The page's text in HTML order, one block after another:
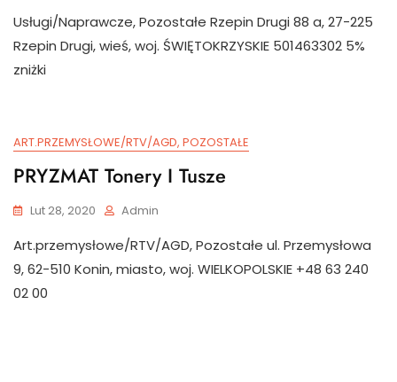
Usługi/Naprawcze, Pozostałe Rzepin Drugi 88 a, 27-225
Rzepin Drugi, wieś, woj. ŚWIĘTOKRZYSKIE 501463302 5%
zniżki
ART.PRZEMYSŁOWE/RTV/AGD, POZOSTAŁE
PRYZMAT Tonery I Tusze
Lut 28, 2020 Admin
Art.przemysłowe/RTV/AGD, Pozostałe ul. Przemysłowa
9, 62-510 Konin, miasto, woj. WIELKOPOLSKIE +48 63 240
02 00